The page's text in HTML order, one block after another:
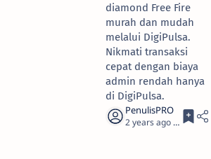
diamond Free Fire
murah dan mudah
melalui DigiPulsa.
Nikmati transaksi
cepat dengan biaya
admin rendah hanya
di DigiPulsa.
2 years ago 5